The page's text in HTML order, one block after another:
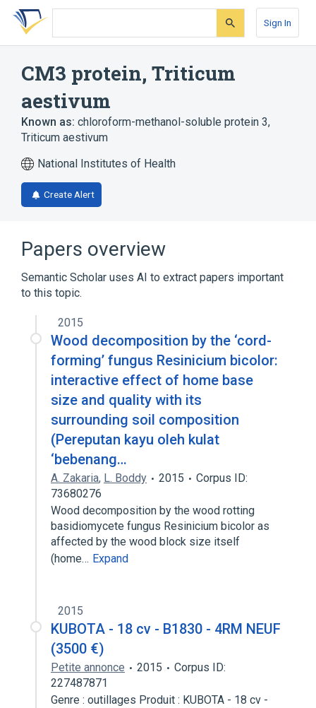
Skip
search
Skip
Skip
account
Sign In
CM3 protein, Triticum
aestivum
Known as: chloroform-methanol-soluble protein 3,
Triticum aestivum
National Institutes of Health
Create Alert
Papers overview
Semantic Scholar uses AI to extract papers important
to this topic.
2015
Wood decomposition by the ‘cord-
forming’ fungus Resinicium bicolor:
interactive effect of home base
size and quality with its
surrounding soil composition
(Pereputan kayu oleh kulat
‘bebenang…
A. Zakaria, L. Boddy 2015
Corpus ID:
73680276
Wood decomposition by the wood rotting
basidiomycete fungus Resinicium bicolor as
affected by the wood block size itself
(home… Expand
2015
KUBOTA - 18 cv - B1830 - 4RM NEUF
(3500 €)
Petite annonce 2015
Corpus ID:
227487871
Genre : outillages Produit : KUBOTA - 18 cv -